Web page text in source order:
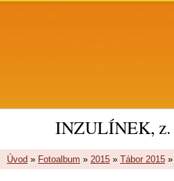
INZULÍNEK, z.
Úvod » Fotoalbum » 2015 » Tábor 2015